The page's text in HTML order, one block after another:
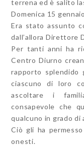
terrena ed è salito
Domenica 15
Era stato assunto
dall’allora Direttore
Per tanti anni ha
Centro Diurno
rapporto splendido
ciascuno di loro
ascoltare i
consapevole che
qualcuno in grado
Ciò gli ha
onesti.